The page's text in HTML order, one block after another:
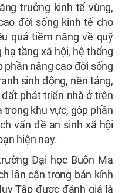
trưởng kinh tế vùng,
đời sống kinh tế cho
quả tiềm năng về quỹ
tầng xã hội, hệ thống
phần nâng cao đời sống
sinh động, nền tảng,
phát triển nhà ở trên
trong khu vực, góp phần
vấn đề an sinh xã hội
hiện nay.
Đại học Buôn Ma
lân cận trong bán kính
Tập được đánh giá là